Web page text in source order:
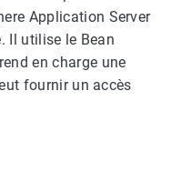
Application Server
Il utilise le Bean
en charge une
fournir un accès